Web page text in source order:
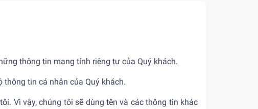
thông tin mang tính riêng tư của Quý khách.
tin cá nhân của Quý khách.
Vì vậy, chúng tôi sẽ dùng tên và các thông tin khác